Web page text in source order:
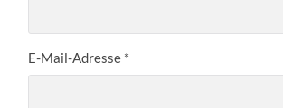
E-Mail-Adresse *